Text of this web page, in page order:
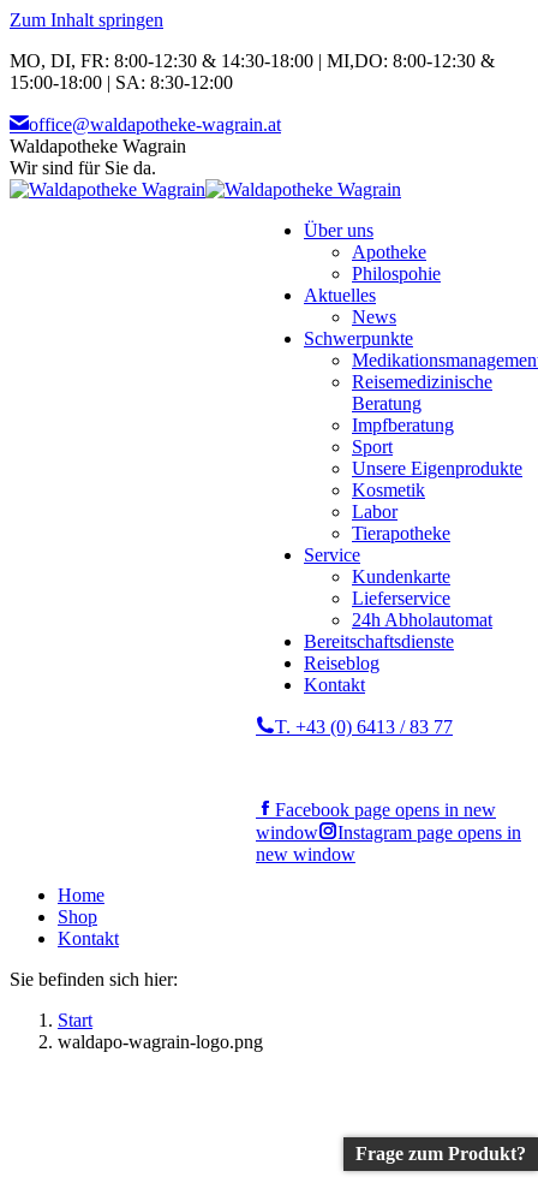
Zum Inhalt springen
MO, DI, FR: 8:00-12:30 & 14:30-18:00 | MI,DO: 8:00-12:30 &
15:00-18:00 | SA: 8:30-12:00
office@waldapotheke-wagrain.at
Waldapotheke Wagrain
Wir sind für Sie da.
Über uns
Apotheke
Philospohie
Aktuelles
News
Schwerpunkte
Reisemedizinische
Beratung
Impfberatung
Sport
Unsere Eigenprodukte
Kosmetik
Labor
Tierapotheke
Service
Kundenkarte
Lieferservice
24h Abholautomat
Bereitschaftsdienste
Reiseblog
Kontakt
T. +43 (0) 6413 / 83 77
Facebook page opens in new
window
Instagram page opens in
new window
Home
Shop
Kontakt
Sie befinden sich hier:
Start
waldapo-wagrain-logo.png
Frage zum Produkt?